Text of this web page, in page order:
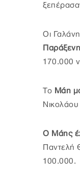
Οι
170.000
Το Μάη
Ο Μάης
Παντελή
100.000.